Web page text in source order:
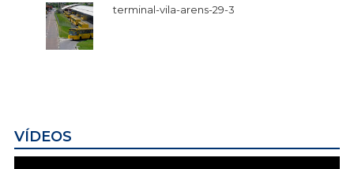
terminal-vila-arens-29-3
VÍDEOS